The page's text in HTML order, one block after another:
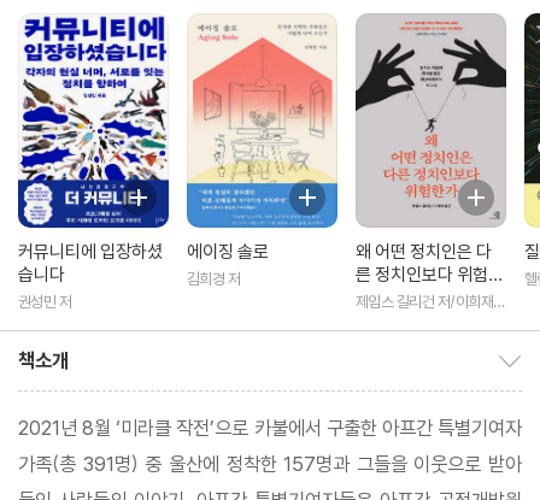
커뮤니티에 입장하셨
습니다
권성민 저
에이징 솔로
김희경 저
왜 어떤 정치인은 다
른 정치인보다 위험한
가
제임스 길리건 저/이희재
헬
책소개
2021년 8월 ‘미라클 작전’으로 카불에서 구출한 아프간 특별기여자
가족(총 391명) 중 울산에 정착한 157명과 그들을 이웃으로 받아